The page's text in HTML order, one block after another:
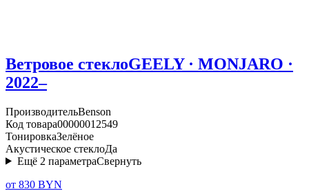
Ветровое стеклоGEELY · MONJARO ·
2022–
ПроизводительBenson
Код товара00000012549
ТонировкаЗелёное
Акустическое стеклоДа
Ещё 2 параметраСвернуть
от 830 BYN